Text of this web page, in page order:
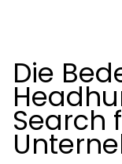
Die
Search